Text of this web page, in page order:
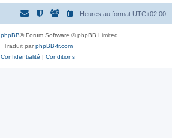
Heures au format UTC+02:00
phpBB® Forum Software © phpBB Limited
Traduit parphpBB-fr.com
Confidentialité | Conditions